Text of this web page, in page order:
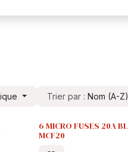
Trier par : Nom (A-Z)
6 MICRO FUSES 20A BL
MCF20